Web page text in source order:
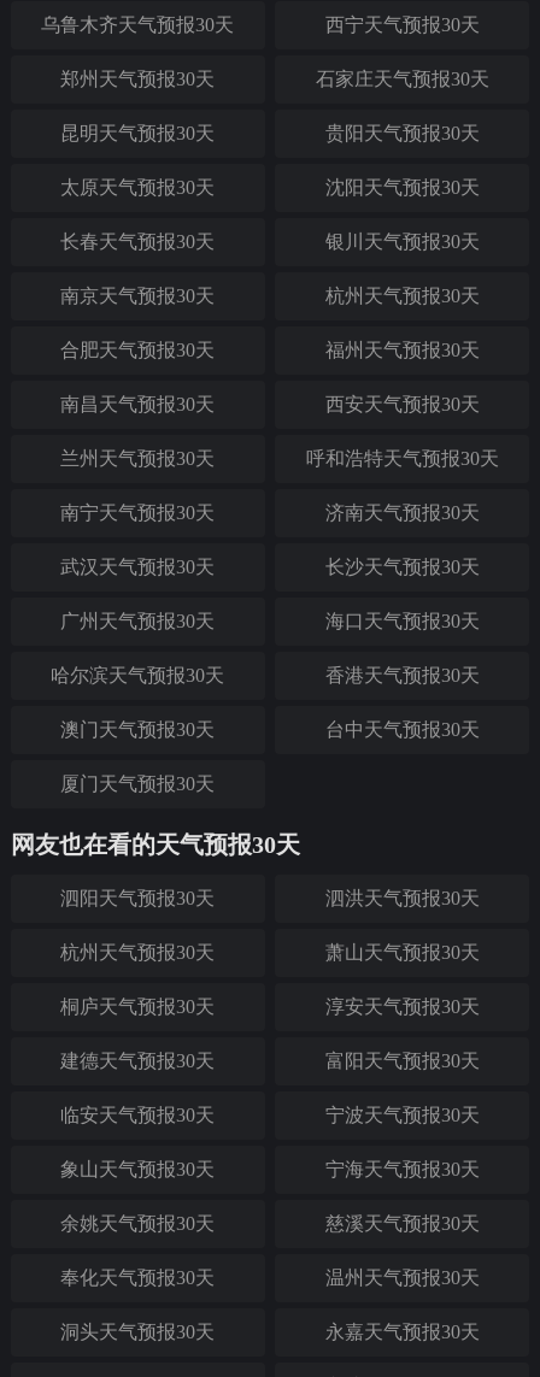
乌鲁木齐天气预报30天 西宁天气预报30天
郑州天气预报30天 石家庄天气预报30天
昆明天气预报30天 贵阳天气预报30天
太原天气预报30天 沈阳天气预报30天
长春天气预报30天 银川天气预报30天
南京天气预报30天 杭州天气预报30天
合肥天气预报30天 福州天气预报30天
南昌天气预报30天 西安天气预报30天
兰州天气预报30天 呼和浩特天气预报30天
南宁天气预报30天 济南天气预报30天
武汉天气预报30天 长沙天气预报30天
广州天气预报30天 海口天气预报30天
哈尔滨天气预报30天 香港天气预报30天
澳门天气预报30天 台中天气预报30天
厦门天气预报30天
网友也在看的天气预报30天
泗阳天气预报30天 泗洪天气预报30天
杭州天气预报30天 萧山天气预报30天
桐庐天气预报30天 淳安天气预报30天
建德天气预报30天 富阳天气预报30天
临安天气预报30天 宁波天气预报30天
象山天气预报30天 宁海天气预报30天
余姚天气预报30天 慈溪天气预报30天
奉化天气预报30天 温州天气预报30天
洞头天气预报30天 永嘉天气预报30天